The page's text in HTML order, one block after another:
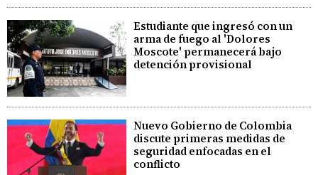
Estudiante que ingresó con un
arma de fuego al 'Dolores
Moscote' permanecerá bajo
detención provisional
Nuevo Gobierno de Colombia
discute primeras medidas de
seguridad enfocadas en el
conflicto